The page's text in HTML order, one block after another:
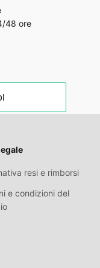
48 ore
resi e rimborsi
e condizioni del